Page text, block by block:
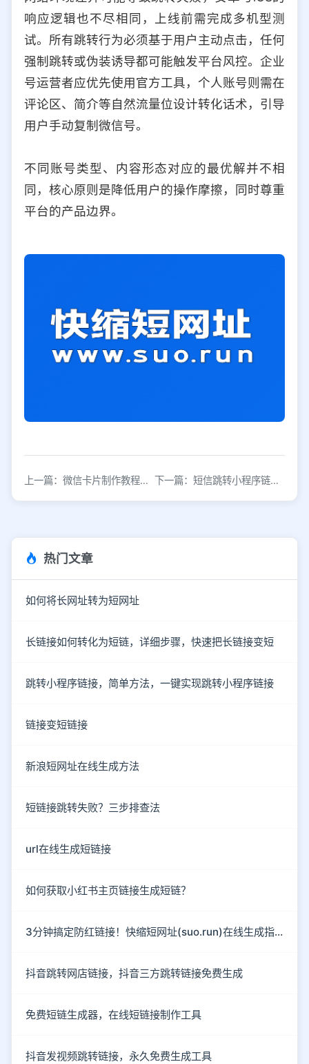
响应逻辑也不尽相同，上线前需完成多机型测
试。所有跳转行为必须基于用户主动点击，任何
强制跳转或伪装诱导都可能触发平台风控。企业
号运营者应优先使用官方工具，个人账号则需在
评论区、简介等自然流量位设计转化话术，引导
用户手动复制微信号。
不同账号类型、内容形态对应的最优解并不相
同，核心原则是降低用户的操作摩擦，同时尊重
平台的产品边界。
上一篇：微信卡片制作教程：3分钟学会个性化朋友圈分享 下一篇：短信跳转小程序链接生成方法详解
热门文章
如何将长网址转为短网址
长链接如何转化为短链，详细步骤，快速把长链接变短
跳转小程序链接，简单方法，一键实现跳转小程序链接
链接变短链接
新浪短网址在线生成方法
短链接跳转失败？三步排查法
url在线生成短链接
如何获取小红书主页链接生成短链？
3分钟搞定防红链接！快缩短网址(suo.run)在线生成指南
抖音跳转网店链接，抖音三方跳转链接免费生成
免费短链生成器，在线短链接制作工具
抖音发视频跳转链接，永久免费生成工具